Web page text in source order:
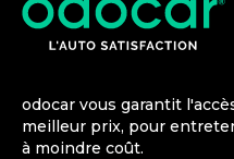
odocar vous garantit
meilleur prix, pour
à moindre coût.